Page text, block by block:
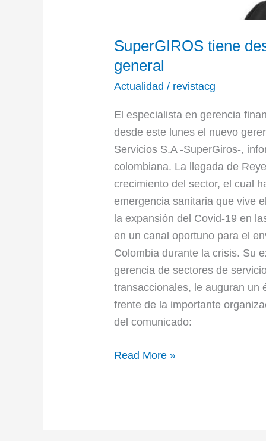
SuperGIROS tiene
general
Actualidad / revistacg
El especialista en gerencia
desde este lunes el nuevo
Servicios S.A -SuperGiros-,
colombiana. La llegada de
crecimiento del sector, el cual
emergencia sanitaria que vive
la expansión del Covid-19 en
en un canal oportuno para el
Colombia durante la crisis. Su
gerencia de sectores de
transaccionales, le auguran un
frente de la importante
del comunicado:
Read More »